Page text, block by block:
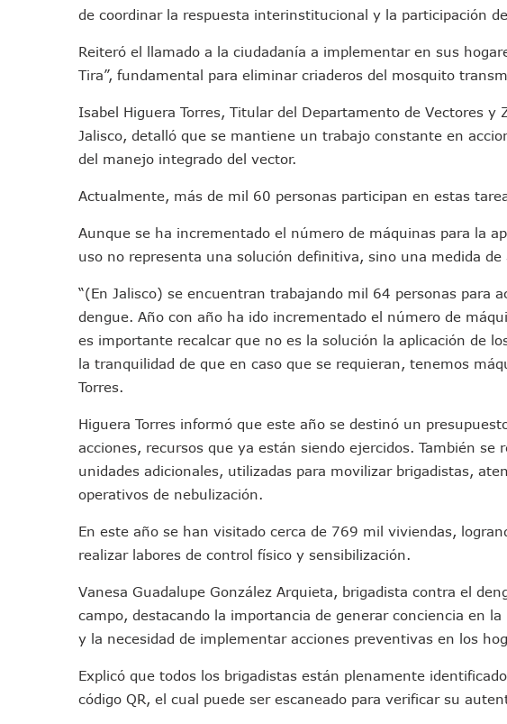
Entregan Aparato Auditivo A Don Juan
Huracán En Formación Podría Generar Oleaje
Viajar A Puerto Vallarta Este Verano Puede
Buscan Reducir Riesgos Por Cocodrilos En
Plantean “Ley Don Juanito” Al Diputado
Vecinos De La Playita Reciben A Juan Carlos
Asesinan En Oaxaca Al Periodista Francisco
Yussara Canales Pide Transparencia Sobre
Adultos Mayores De Ixtapa Tendrán Una
Mujeres Recorren Calles De Ixtapa Para
Bruno Blancas Convoca A Mesa De Análisis
CUCosta E IMSS Nayarit Avanzan En
Videos De Presunto Convoy Armado
Dr. Álvarez Zayas Dirige Plan De Salud Animal
Por Desaparición Forzada, Expolicías De
“El Mayo” Zambada Es Condenado A Morir En
Orgullo Vallartense: Zhoemí Luévanos
Vecinos De Vallarta 500 Exponen Queja De
Pelea De Extranjera Durante Función De “La
Joven Esgrimista De Puerto Vallarta Asegura
Llegan Camiones “oruga” A Puerto Vallarta
Coordinan Operativo Para Las Tradicionales
Monzón Mexicano Causará Lluvias Muy
Acusado De Homicidio En El Tuito
de coordinar la respuesta interinstitucional y la participación
Reiteró el llamado a la ciudadanía a implementar en sus
Tira”, fundamental para eliminar criaderos del mosquito
Isabel Higuera Torres, Titular del Departamento de Vectores y
Jalisco, detalló que se mantiene un trabajo constante en
del manejo integrado del vector.
Actualmente, más de mil 60 personas participan en estas
Aunque se ha incrementado el número de máquinas para la
uso no representa una solución definitiva, sino una medida de
“(En Jalisco) se encuentran trabajando mil 64 personas para
dengue. Año con año ha ido incrementado el número de
es importante recalcar que no es la solución la aplicación de
la tranquilidad de que en caso que se requieran, tenemos
Torres.
Higuera Torres informó que este año se destinó un
acciones, recursos que ya están siendo ejercidos. También se
unidades adicionales, utilizadas para movilizar brigadistas,
operativos de nebulización.
En este año se han visitado cerca de 769 mil viviendas,
realizar labores de control físico y sensibilización.
Vanesa Guadalupe González Arquieta, brigadista contra el
campo, destacando la importancia de generar conciencia en
y la necesidad de implementar acciones preventivas en los
Explicó que todos los brigadistas están plenamente
código QR, el cual puede ser escaneado para verificar su